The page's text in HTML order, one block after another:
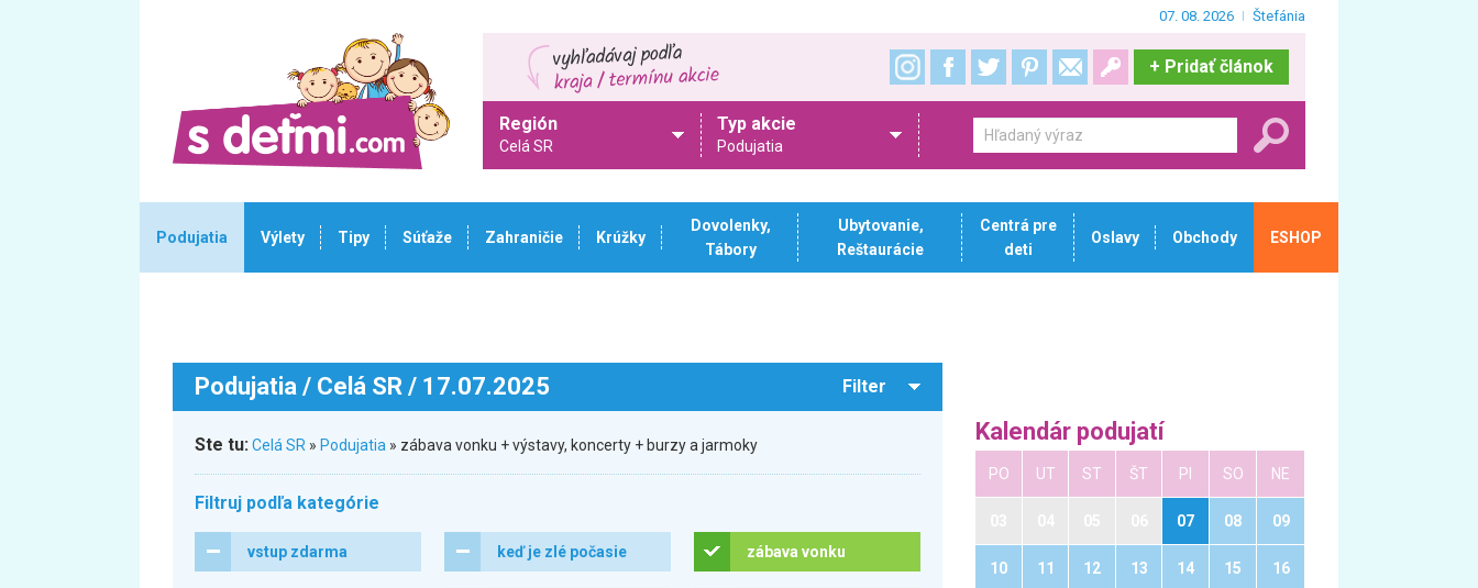
07. 08. 2026 Štefánia
+ Pridať článok
Región
Celá SR
Typ akcie
Podujatia
Podujatia Výlety Tipy Súťaže Zahraničie Krúžky
Dovolenky,
Tábory
Ubytovanie,
Reštaurácie
Centrá pre
deti
Oslavy Obchody ESHOP
Podujatia / Celá SR / 17.07.2025 Filter
Ste tu:Celá SR » Podujatia » zábava vonku + výstavy, koncerty + burzy a jarmoky
Filtruj podľa kategórie
vstup zdarma keď je zlé počasie zábava vonku
Kalendár podujatí
PO UT ST ŠT PI SO NE
07 08 09
10 11 12 13 14 15 16